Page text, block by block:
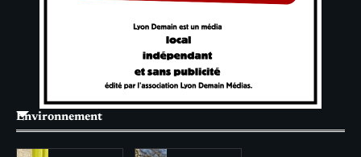
Environnement